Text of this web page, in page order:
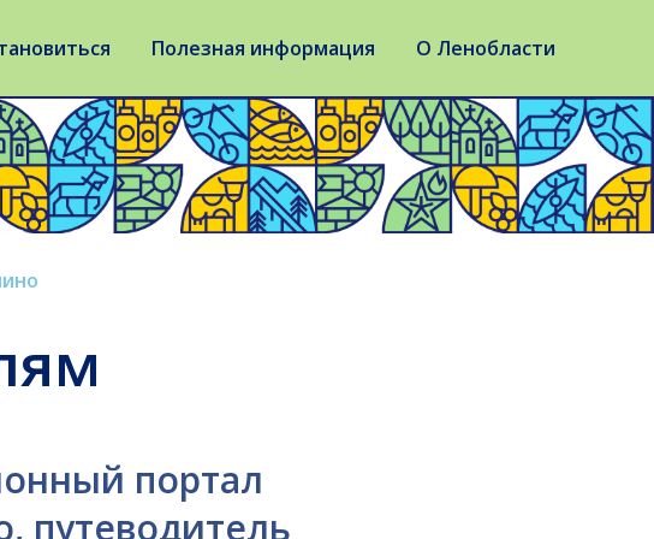
Полезная информация О Ленобласти
портал
путеводитель